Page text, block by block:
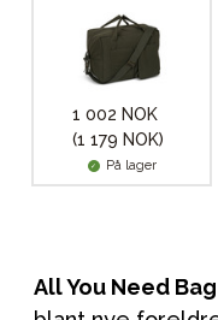
1 002 NOK
(1 179 NOK)
På lager
All You Need Bag